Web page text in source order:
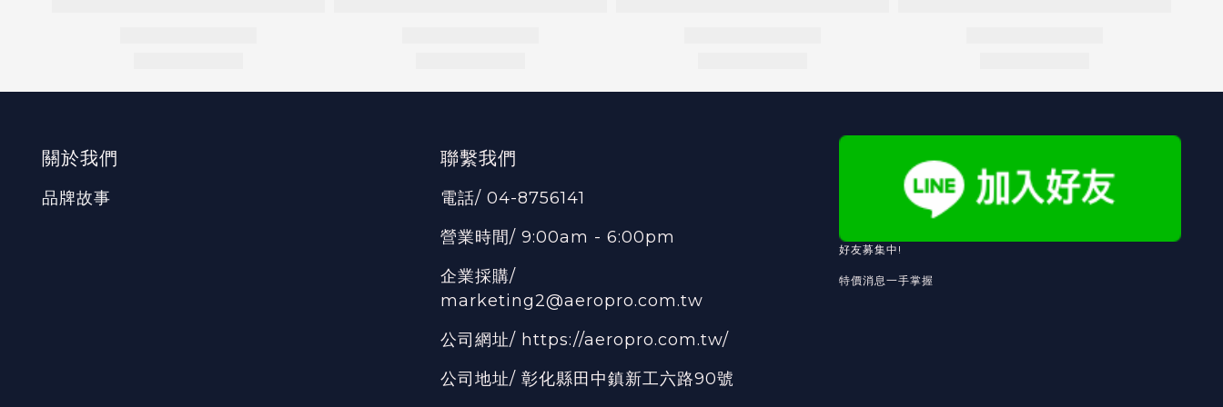
關於我們
品牌故事
聯繫我們
電話/ 04-8756141
營業時間/ 9:00am - 6:00pm
企業採購/
marketing2@aeropro.com.tw
公司網址/ https://aeropro.com.tw/
公司地址/ 彰化縣田中鎮新工六路90號
好友募集中!
特價消息一手掌握